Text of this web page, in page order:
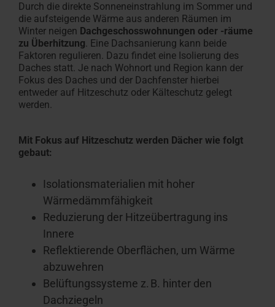
Durch die direkte Sonneneinstrahlung im Sommer und
die aufsteigende Wärme aus anderen Räumen im
Winter neigen Dachgeschosswohnungen oder -räume
zu Überhitzung. Eine Dachsanierung kann beide
Faktoren regulieren. Dazu findet eine Isolierung des
Daches statt. Je nach Wohnort und Region kann der
Fokus des Daches und der Dachfenster hierbei
entweder auf Hitzeschutz oder Kälteschutz gelegt
werden.
Mit Fokus auf Hitzeschutz werden Dächer wie folgt
gebaut:
Isolationsmaterialien mit hoher
Wärmedämmfähigkeit
Reduzierung der Hitzeübertragung ins
Innere
Reflektierende Oberflächen, um Wärme
abzuwehren
Belüftungssysteme z. B. hinter den
Dachziegeln